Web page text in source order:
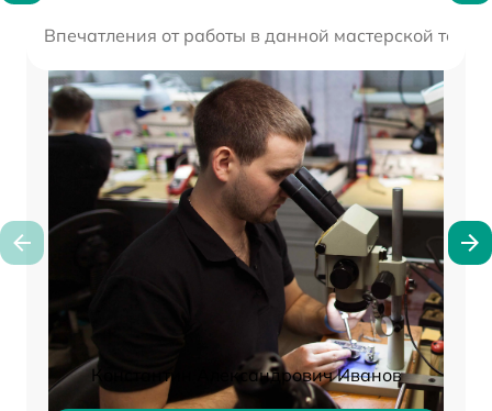
Впечатления от работы в данной мастерской
Константин Александрович Иванов